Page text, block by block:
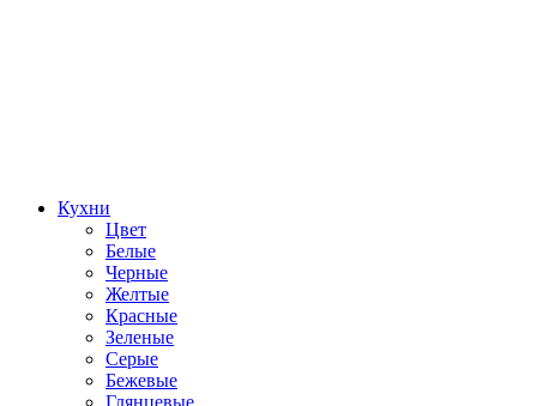
Кухни
Цвет
Белые
Черные
Желтые
Красные
Зеленые
Серые
Бежевые
Глянцевые